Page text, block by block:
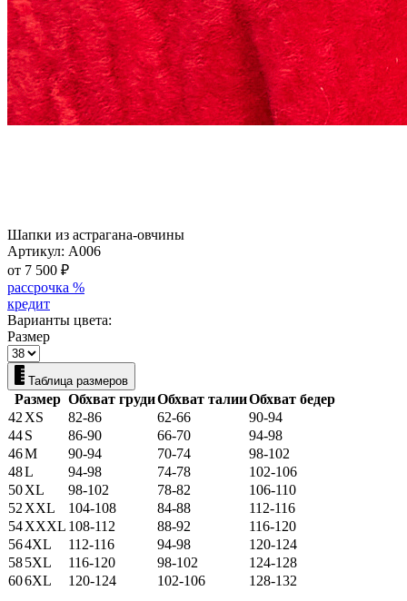
Шапки из астрагана-овчины
Артикул: А006
от 7 500 ₽
рассрочка %
кредит
Варианты цвета:
Размер
Таблица размеров
Размер Обхват грудиОбхват талииОбхват бедер
42 XS 82-86 62-66
90-94
44S 86-90 66-70
94-98
46M 90-94 70-74
98-102
48L 94-98 74-78
102-106
50XL 98-102 78-82
106-110
52 XXL 104-108 84-88
112-116
54XXXL 108-112 88-92
116-120
564XL 112-116 94-98
120-124
585XL 116-120 98-102
124-128
606XL 120-124 102-106 128-132